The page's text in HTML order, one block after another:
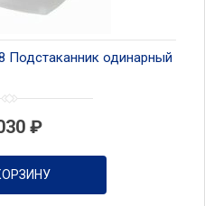
Подстаканник одинарный
₽